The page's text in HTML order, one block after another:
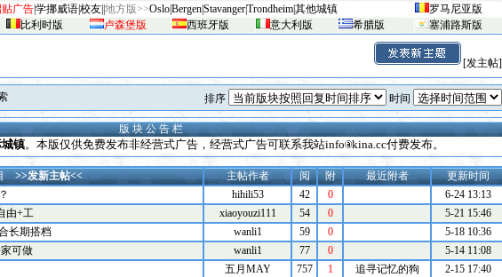
广告学挪威语校友 地方版>>OsloBergenStavangerTrondheim其他城镇
罗马尼亚版
比利时版 卢森堡版 西班牙版 意大利版 希腊版 塞浦路斯版
[发主帖]
排序 时间
版 块 公 告 栏
镇。本版仅供免费发布非经营式广告，经营式广告可联系我站info kina.cc付费发布。
>>发新主帖<< 主帖作者 阅 附 最近附者
更新时间
hihili53 42 0
6-24 13:13
由+工
xiaoyouzi111 54 0
5-21 15:46
长期搭档
wanli1 59 0
5-18 10:36
可做
wanli1 77 0
5-14 11:08
五月MAY 757 1 追寻记忆的狗
2-15 17:40